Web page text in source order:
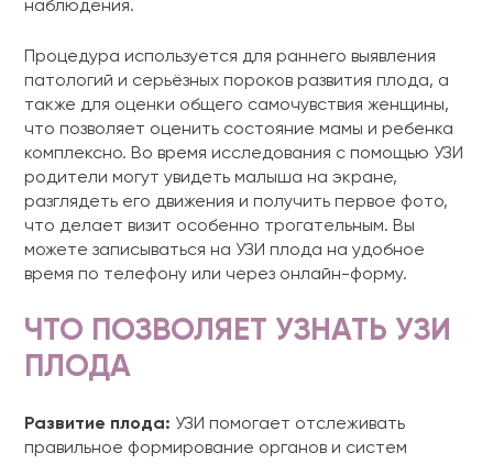
наблюдения.
Процедура используется для раннего выявления
патологий и серьёзных пороков развития плода, а
также для оценки общего самочувствия женщины,
что позволяет оценить состояние мамы и ребенка
комплексно. Во время исследования с помощью УЗИ
родители могут увидеть малыша на экране,
разглядеть его движения и получить первое фото,
что делает визит особенно трогательным. Вы
можете записываться на УЗИ плода на удобное
время по телефону или через онлайн-форму.
ЧТО ПОЗВОЛЯЕТ УЗНАТЬ УЗИ
ПЛОДА
Развитие плода: УЗИ помогает отслеживать
правильное формирование органов и систем